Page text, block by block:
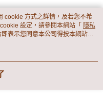
cookie 方式之詳情，及若您不希
設定，請參閱本網站「 隱私
表示您同意本公司得按本網站使